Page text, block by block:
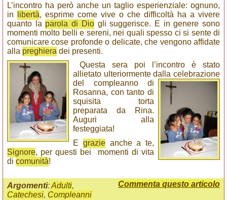
L’incontro ha però anche un taglio esperienziale: ognuno,
in
libertà, esprime come vive o che difficoltà ha a vivere
quanto la parola di Diogli suggerisce. E in genere sono
momenti molto belli e sereni, nei quali spesso ci si sente di
comunicare cose profonde o delicate, che vengono affidate
alla preghiera dei presenti.
Questa sera poi l’incontro è stato
allietato ulteriormente dalla celebrazione
del compleanno di
Rosanna, con tanto di
squisita torta
preparata da Rina.
Auguri alla
festeggiata!
E grazieanche a te,
Signore, per questi bei momenti di vita
di comunità!
Commenta questo articolo
Argomenti:Adulti,
Catechesi, Compleanni